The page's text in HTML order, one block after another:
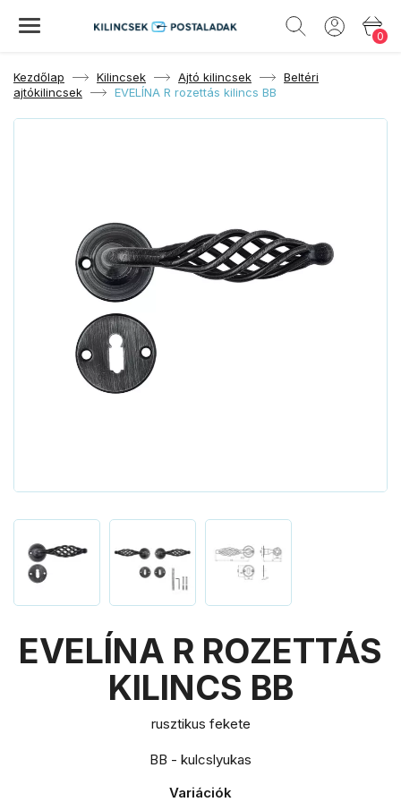
0
Kezdőlap Kilincsek Ajtó kilincsek
Beltéri
ajtókilincsek
EVELÍNA R rozettás kilincs BB
EVELÍNA R ROZETTÁS
KILINCS BB
rusztikus fekete
BB - kulcslyukas
Variációk